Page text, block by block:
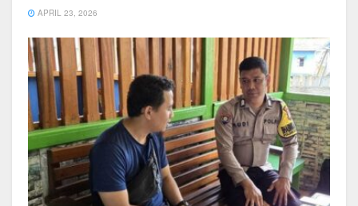
APRIL 23, 2026